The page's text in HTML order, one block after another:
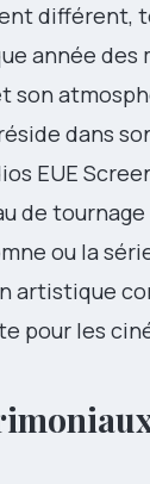
différent,
année
son
dans
EUE
de
ou la
artistique
pour les